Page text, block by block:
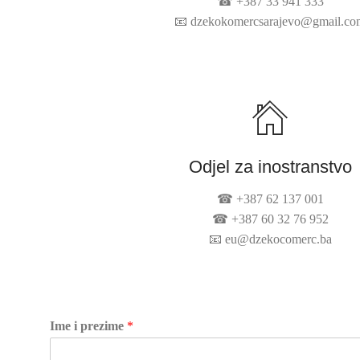
📧
Odjel za inostranstvo
☎ +387 62 137 001
☎ +387 60 32 76 952
📧 eu@dzekocomerc.ba
Ime i prezime *